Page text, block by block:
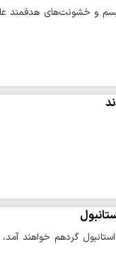
و خشونت‌های هدفمند
گردهم خواهند